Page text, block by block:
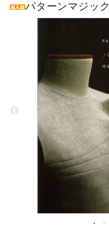
パターンマジック